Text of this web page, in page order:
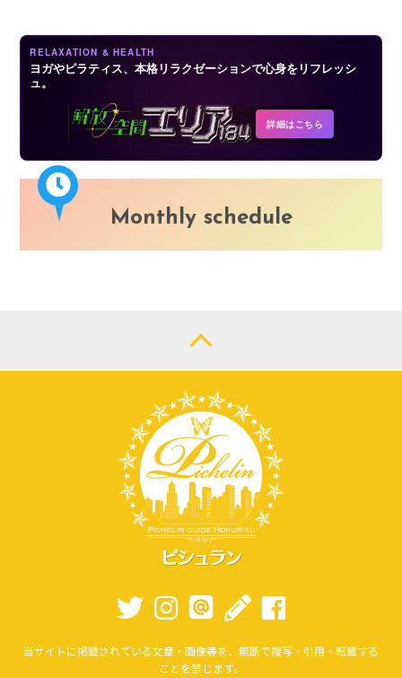
RELAXATION & HEALTH
ヨガやピラティス、本格リラクゼーションで心身をリフレッシ
ュ。
詳細はこちら
Monthly schedule
当サイトに掲載されている文章・画像等を、無断で複写・引用・転載する
ことを禁じます。